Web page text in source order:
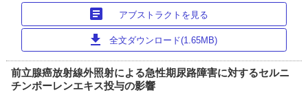
article アブストラクトを見る
download 全文ダウンロード(1.65MB)
前立腺癌放射線外照射による急性期尿路障害に対するセルニ
チンポーレンエキス投与の影響